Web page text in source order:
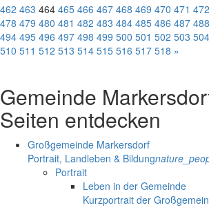
462 463 464 465 466 467 468 469 470 471 472
478 479 480 481 482 483 484 485 486 487 488
494 495 496 497 498 499 500 501 502 503 504
510 511 512 513 514 515 516 517 518 »
Gemeinde
Seiten entdecken
Großgemeinde Markersdorf
Portrait, Landleben & Bildung
Portrait
Leben in der Gemeinde
Kurzportrait der